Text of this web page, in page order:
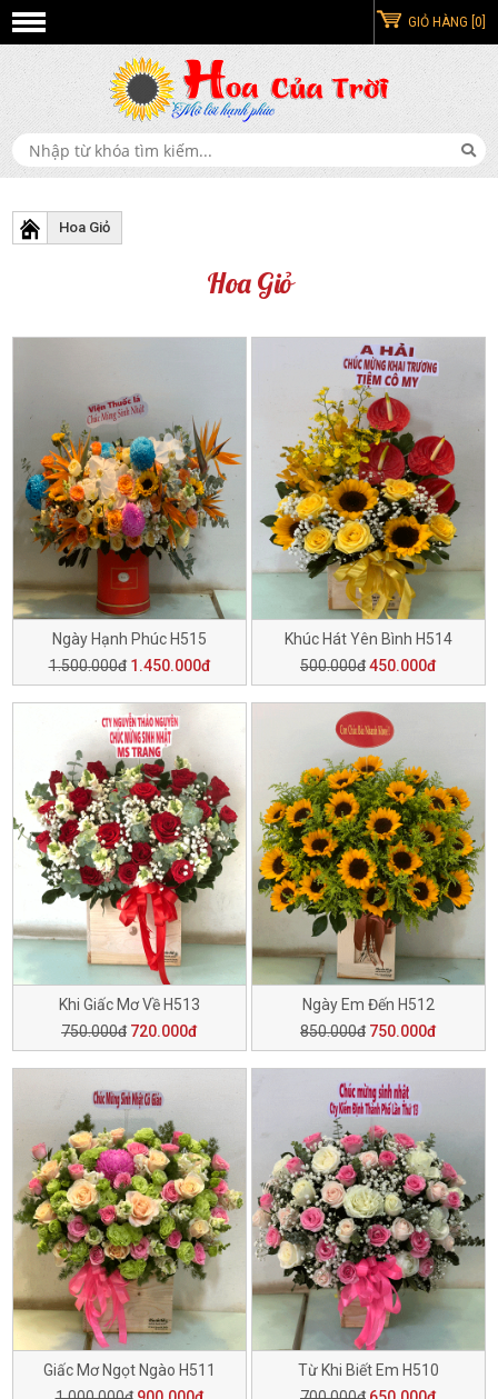
GIỎ HÀNG [0]
Hoa Giỏ
Hoa Giỏ
Ngày Hạnh Phúc H515
1.500.000đ 1.450.000đ
Khúc Hát Yên Bình H514
500.000đ450.000đ
Khi Giấc Mơ Về H513
750.000đ 720.000đ
Ngày Em Đến H512
850.000đ 750.000đ
Giấc Mơ Ngọt Ngào H511
Từ Khi Biết Em H510